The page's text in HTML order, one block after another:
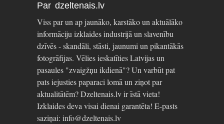
Par dzeltenais.lv
Viss par un ap jaunāko, karstāko un aktuālāko
informāciju izklaides industrijā un slavenību
dzīvēs - skandāli, stāsti, jaunumi un pikantākās
fotogrāfijas. Vēlies ieskatīties Latvijas un
pasaules "zvaigžņu ikdienā"? Un varbūt pat
pats iejusties paparaci lomā un ziņot par
aktualitātēm? Dzeltenais.lv ir īstā vieta!
Izklaides deva visai dienai garantēta! E-pasts
saziņai: info@dzeltenais.lv